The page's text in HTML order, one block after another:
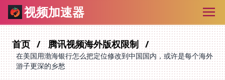
视频加速器
首页 腾讯视频海外版权限制
在美国用渤海银行怎么把定位修改到中国国内，或许是每个海外
游子更深的乡愁